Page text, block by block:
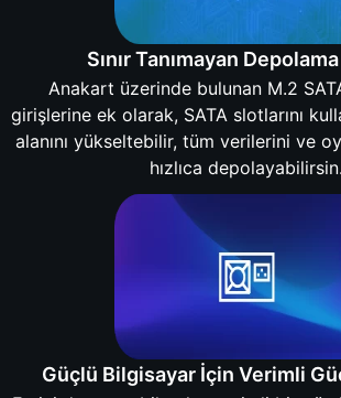
Sınır Tanımayan
Anakart üzerinde bulunan M.2
girişlerine ek olarak, SATA slotlarını
alanını yükseltebilir, tüm verilerini ve
hızlıca depolayabilirsin.
Güçlü Bilgisayar İçin Verimli